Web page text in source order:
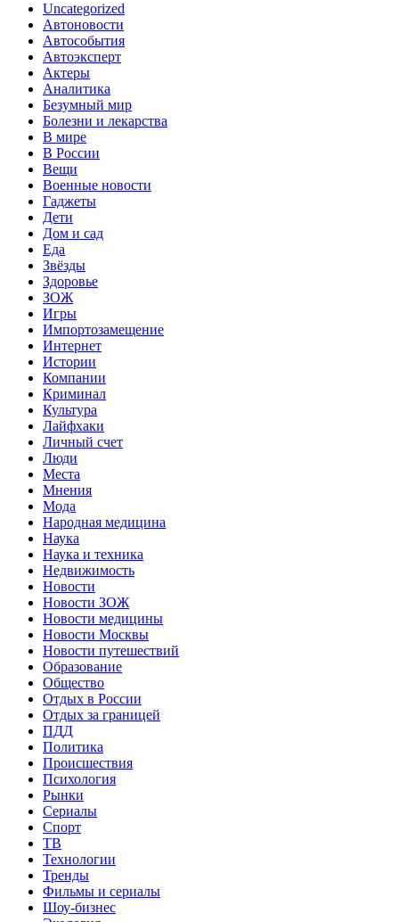
Uncategorized
Автоновости
Автособытия
Автоэксперт
Актеры
Аналитика
Безумный мир
Болезни и лекарства
В мире
В России
Вещи
Военные новости
Гаджеты
Дети
Дом и сад
Еда
Звёзды
Здоровье
ЗОЖ
Игры
Импортозамещение
Интернет
Истории
Компании
Криминал
Культура
Лайфхаки
Личный счет
Люди
Места
Мнения
Мода
Народная медицина
Наука
Наука и техника
Недвижимость
Новости
Новости ЗОЖ
Новости медицины
Новости Москвы
Новости путешествий
Образование
Общество
Отдых в России
Отдых за границей
ПДД
Политика
Происшествия
Психология
Рынки
Сериалы
Спорт
ТВ
Технологии
Тренды
Фильмы и сериалы
Шоу-бизнес